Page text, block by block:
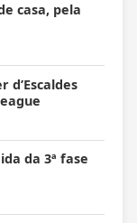
casa, pela
d’Escaldes
da 3ª fase